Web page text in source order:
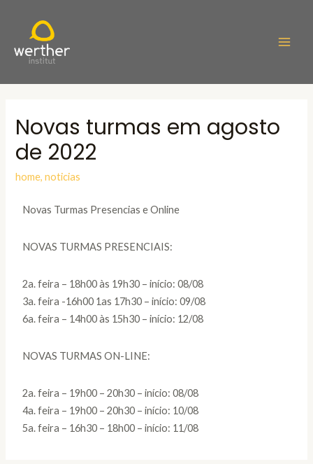
Novas turmas em agosto
de 2022
home,noticias
Novas Turmas Presencias e Online
NOVAS TURMAS PRESENCIAIS:
2a. feira – 18h00 às 19h30 – início: 08/08
3a. feira -16h00 1as 17h30 – início: 09/08
6a. feira – 14h00 às 15h30 – início: 12/08
NOVAS TURMAS ON-LINE:
2a. feira – 19h00 – 20h30 – início: 08/08
4a. feira – 19h00 – 20h30 – início: 10/08
5a. feira – 16h30 – 18h00 – início: 11/08